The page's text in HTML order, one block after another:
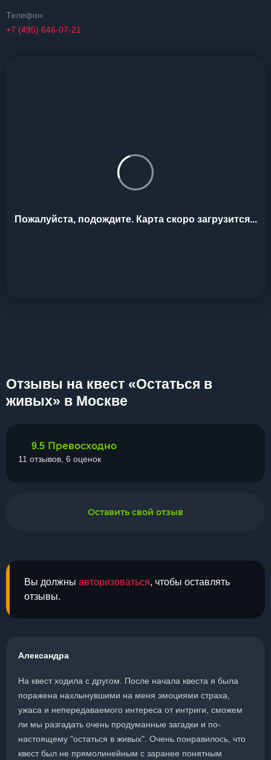
Телефон
+7 (495) 646-07-21
Пожалуйста, подождите. Карта скоро загрузится...
Отзывы на квест «Остаться в
живых» в Москве
Вы должны авторизоваться, чтобы оставлять
отзывы.
Александра
На квест ходила с другом. После начала квеста я была
поражена нахлынувшими на меня эмоциями страха,
ужаса и непередаваемого интереса от интриги, сможем
ли мы разгадать очень продуманные загадки и по-
настоящему "остаться в живых". Очень понравилось, что
квест был не прямолинейным с заранее понятным
9.5 Превосходно
11 отзывов, 6 оценок
Оставить свой отзыв